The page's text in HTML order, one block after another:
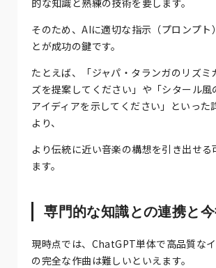
そのため、AIに適切な指示（プロンプト
とが成功の鍵です。
たとえば、「ジャパ・タランガのリズミ
ズを提案してください」や「シタール風
アイディアを示してください」といった
より、
より伝統に近い音楽の構想を引き出せる
ます。
専門的な知識との連携と
現時点では、ChatGPT単体で高品質な
の完全な作曲は難しいといえます。